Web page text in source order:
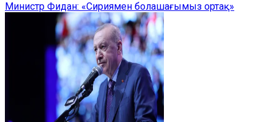
Министр Фидан: «Сириямен болашағымыз ортақ»